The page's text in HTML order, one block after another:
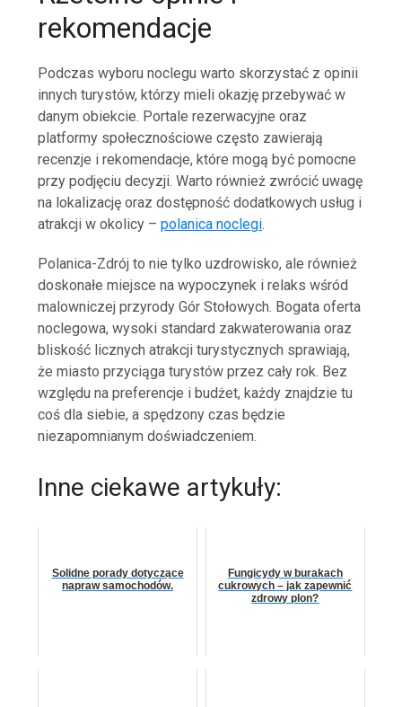
rekomendacje
Podczas wyboru noclegu warto skorzystać z opinii
innych turystów, którzy mieli okazję przebywać w
danym obiekcie. Portale rezerwacyjne oraz
platformy społecznościowe często zawierają
recenzje i rekomendacje, które mogą być pomocne
przy podjęciu decyzji. Warto również zwrócić uwagę
na lokalizację oraz dostępność dodatkowych usług i
atrakcji w okolicy –polanica noclegi.
Polanica-Zdrój to nie tylko uzdrowisko, ale również
doskonałe miejsce na wypoczynek i relaks wśród
malowniczej przyrody Gór Stołowych. Bogata oferta
noclegowa, wysoki standard zakwaterowania oraz
bliskość licznych atrakcji turystycznych sprawiają,
że miasto przyciąga turystów przez cały rok. Bez
względu na preferencje i budżet, każdy znajdzie tu
coś dla siebie, a spędzony czas będzie
niezapomnianym doświadczeniem.
Inne ciekawe artykuły:
Solidne porady dotyczące
napraw samochodów.
Fungicydy w burakach
cukrowych – jak zapewnić
zdrowy plon?